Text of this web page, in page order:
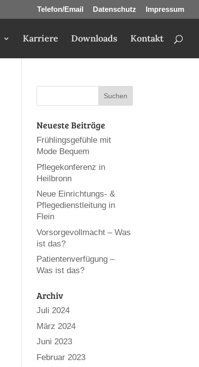
Telefon/Email Datenschutz Impressum
Karriere Downloads Kontakt
Neueste Beiträge
Frühlingsgefühle mit
Mode Bequem
Pflegekonferenz in
Heilbronn
Neue Einrichtungs- &
Pflegedienstleitung in
Flein
Vorsorgevollmacht – Was
ist das?
Patientenverfügung –
Was ist das?
Archiv
Juli 2024
März 2024
Juni 2023
Februar 2023